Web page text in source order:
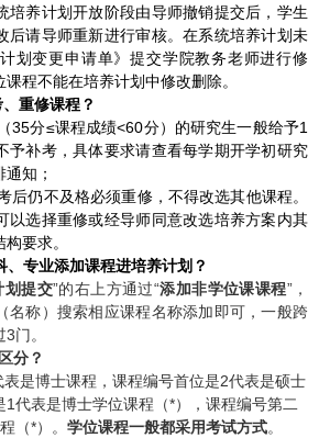
培养计划开放阶段由导师撤销提交后，学生
后请导师重新进行审核。在系统培养计划未
划变更申请单》提交学院教务老师进行修
程不能在培养计划中修改删除。
重修课程？
35分≤课程成绩<60分）的研究生一般给予1
予补考，具体要求请查看每学期开学初研究
知；
后仍不及格必须重修，不得改选其他课程。
以选择重修或经导师同意改选培养方案内其
要求。
、专业添加课程进培养计划？
划提交”的右上方通过“添加非学位课课程”，
名称）搜索相应课程名称添加即可，一般跨
3门。
分？
表是博士课程，课程编号首位是2代表是硕士
1代表是博士学位课程（*），课程编号第二
（*）。 学位课程一般都采用考试方式。